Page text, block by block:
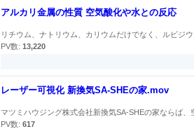
アルカリ金属の性質 空気酸化や水との反応
リチウム、ナトリウム、カリウムだけでなく、ルビジウ
PV数: 13,220
レーザー可視化 新換気SA-SHEの家.mov
マツミハウジング株式会社新換気SA-SHEの家ならば、
PV数: 617